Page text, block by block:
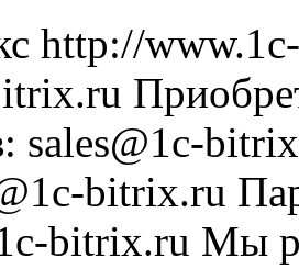
http://
: sales@1c-
bitrix.ru
bitrix.ru Мы